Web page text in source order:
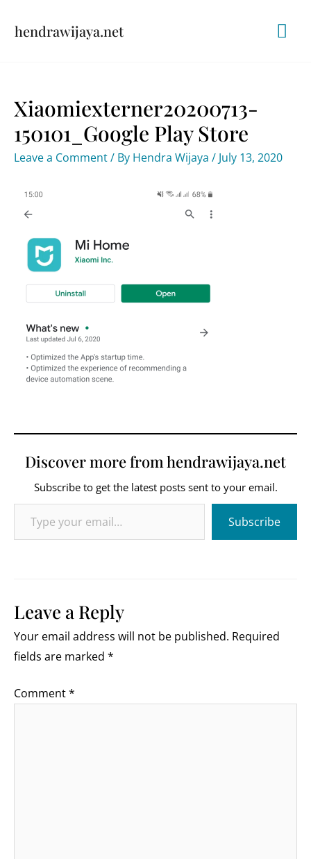
hendrawijaya.net
Xiaomiexterner20200713-
150101_Google Play Store
Leave a Comment/ By Hendra Wijaya / July 13, 2020
Discover more from hendrawijaya.net
Subscribe to get the latest posts sent to your email.
Type your email…
Subscribe
Leave a Reply
Your email address will not be published. Required
fields are marked *
Comment*